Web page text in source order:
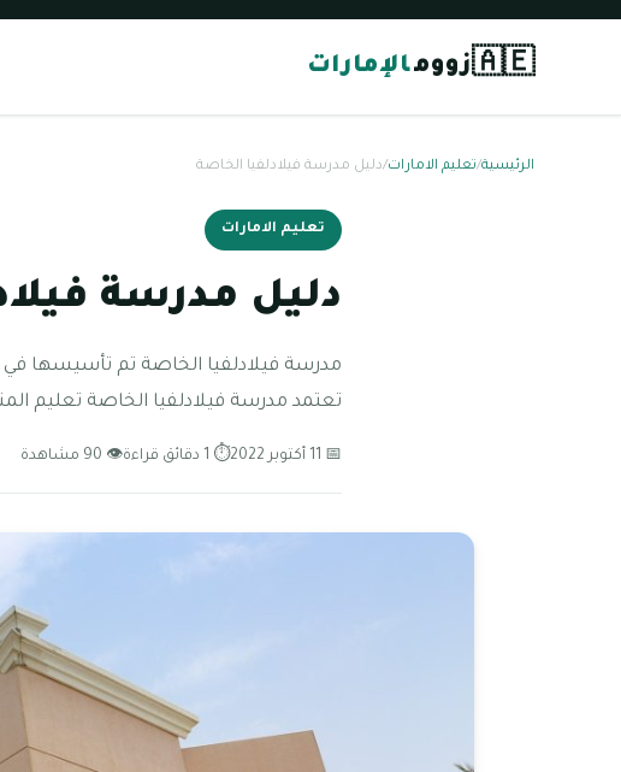
🇦🇪زوومالإمارات
الرئيسية/تعليم الامارات/دليل مدرسة فيلادلفيا الخاصة
تعليم الامارات
دليل مدرسة
تعتمد مدرسة فيلادلفيا الخاصة تعليم
📅 11 أكتوبر 2022 ⏱ 1 دقائق قراءة 👁 90 مشاهدة